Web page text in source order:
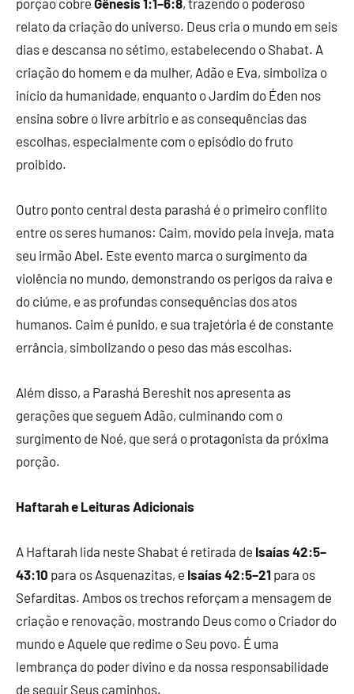
porção cobre Gênesis 1:1–6:8, trazendo o poderoso
relato da criação do universo. Deus cria o mundo em seis
dias e descansa no sétimo, estabelecendo o Shabat. A
criação do homem e da mulher, Adão e Eva, simboliza o
início da humanidade, enquanto o Jardim do Éden nos
ensina sobre o livre arbítrio e as consequências das
escolhas, especialmente com o episódio do fruto
proibido.
Outro ponto central desta parashá é o primeiro conflito
entre os seres humanos: Caim, movido pela inveja, mata
seu irmão Abel. Este evento marca o surgimento da
violência no mundo, demonstrando os perigos da raiva e
do ciúme, e as profundas consequências dos atos
humanos. Caim é punido, e sua trajetória é de constante
errância, simbolizando o peso das más escolhas.
Além disso, a Parashá Bereshit nos apresenta as
gerações que seguem Adão, culminando com o
surgimento de Noé, que será o protagonista da próxima
porção.
Haftarah e Leituras Adicionais
A Haftarah lida neste Shabat é retirada de Isaías 42:5–
43:10 para os Asquenazitas, e Isaías 42:5–21 para os
Sefarditas. Ambos os trechos reforçam a mensagem de
criação e renovação, mostrando Deus como o Criador do
mundo e Aquele que redime o Seu povo. É uma
lembrança do poder divino e da nossa responsabilidade
de seguir Seus caminhos.